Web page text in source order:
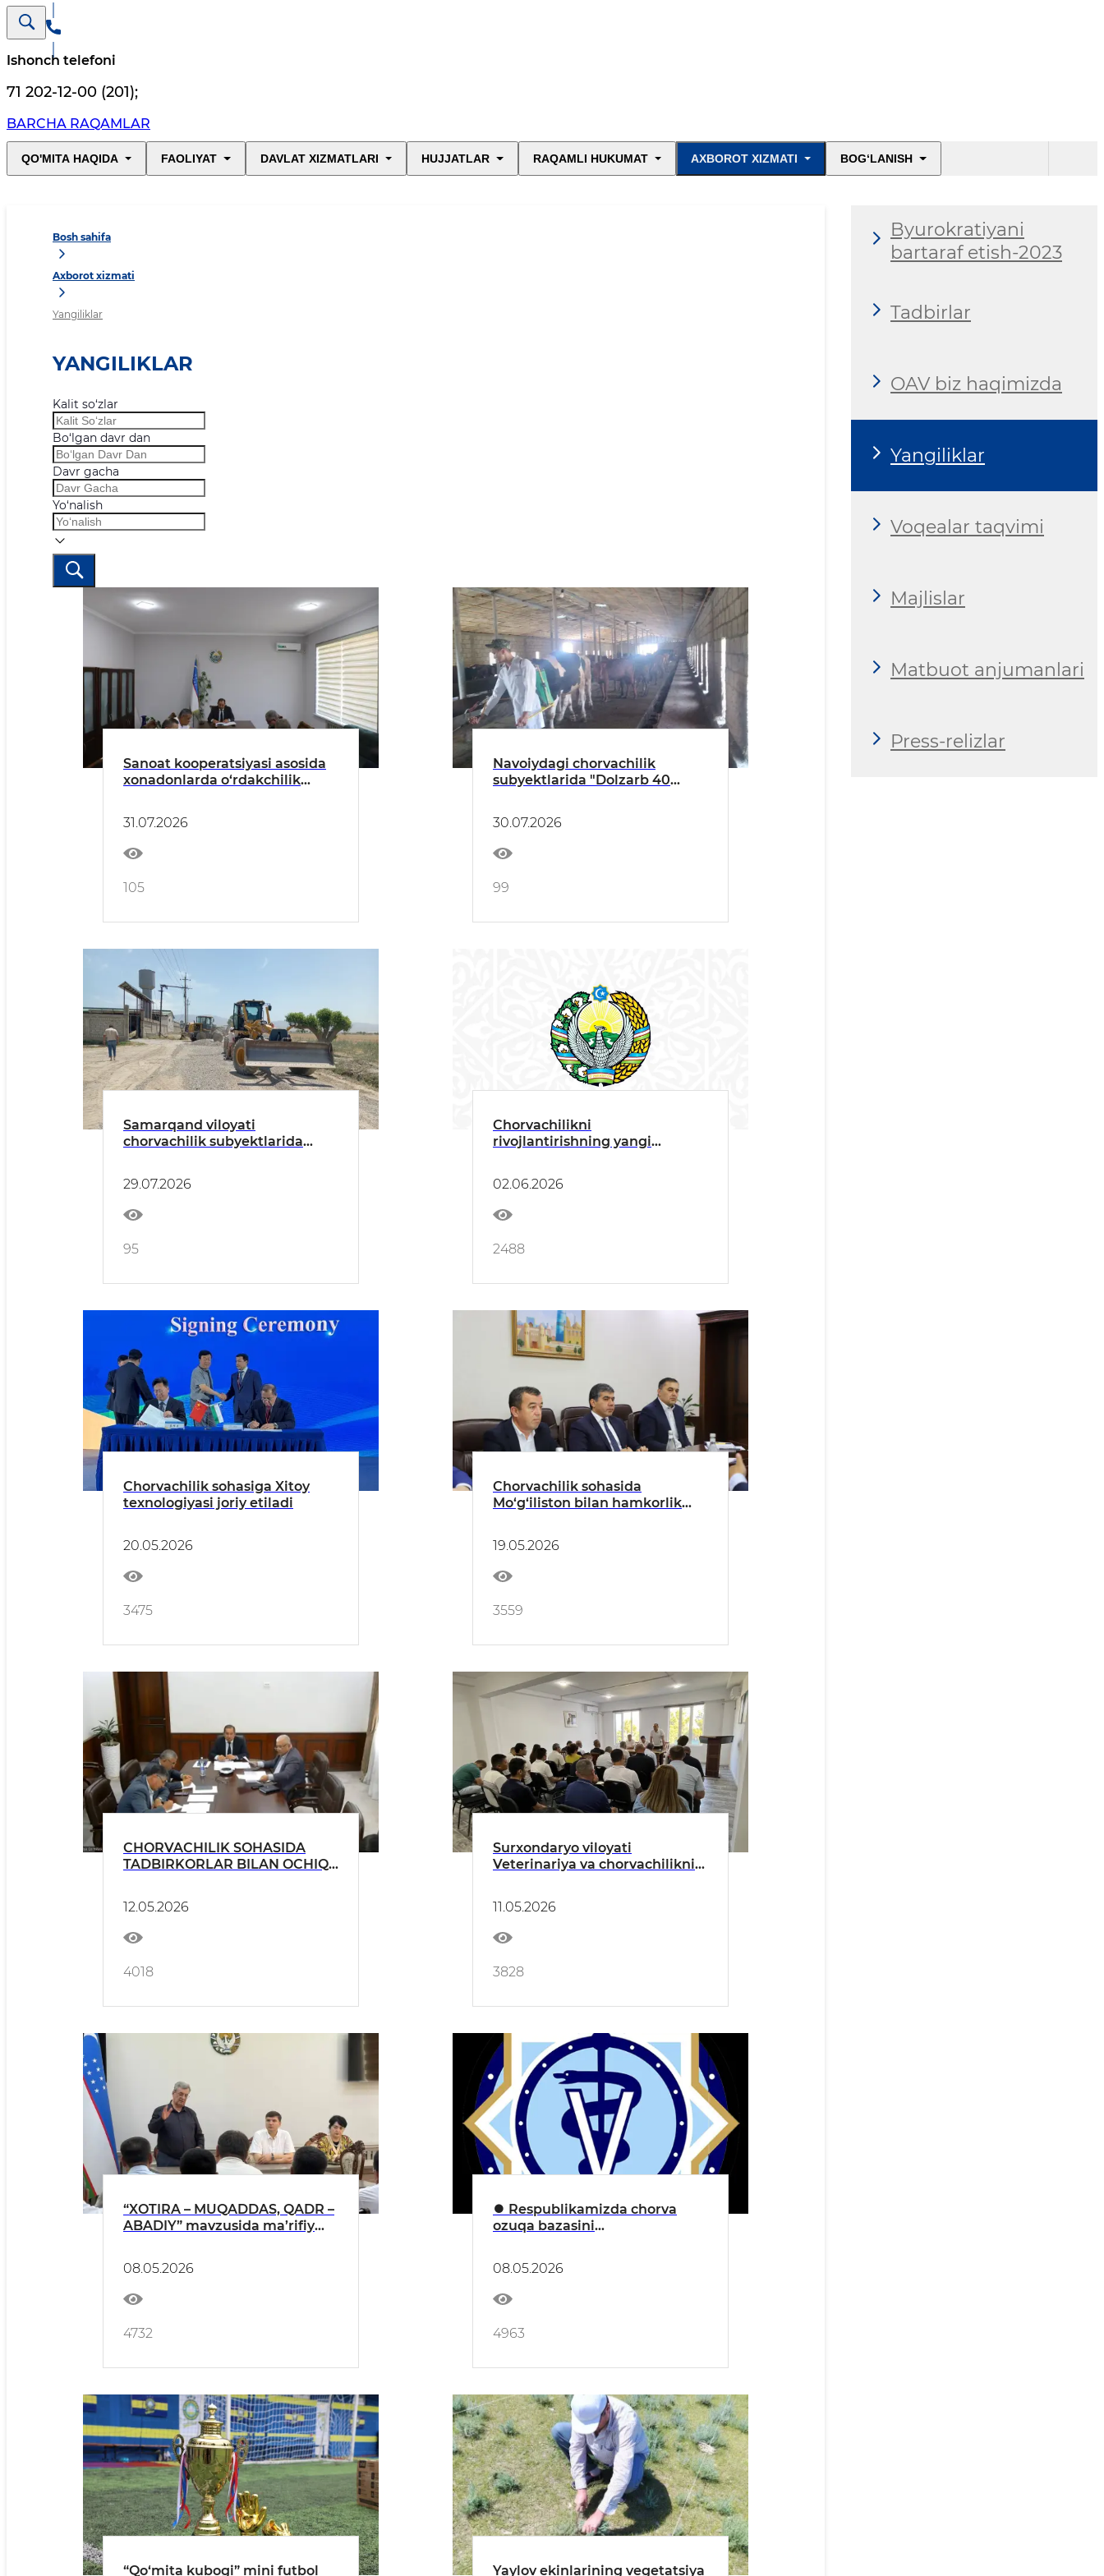
Ishonch telefoni
71 202-12-00 (201);
BARCHA RAQAMLAR
QO'MITA HAQIDA FAOLIYAT DAVLAT XIZMATLARI HUJJATLAR RAQAMLI HUKUMAT AXBOROT XIZMATI BOG‘LANISH
Bosh sahifa
Axborot xizmati
Yangiliklar
YANGILIKLAR
Kalit so‘zlar
Bo‘lgan davr dan
Davr gacha
Yo‘nalish
Sanoat kooperatsiyasi asosida
xonadonlarda o‘rdakchilik
31.07.2026
105
Navoiydagi chorvachilik
subyektlarida "Dolzarb 40
30.07.2026
99
Samarqand viloyati
chorvachilik subyektlarida
29.07.2026
95
Chorvachilikni
rivojlantirishning yangi
02.06.2026
2488
Chorvachilik sohasiga Xitoy
texnologiyasi joriy etiladi
20.05.2026
3475
Chorvachilik sohasida
Mo‘g‘iliston bilan hamkorlik
19.05.2026
3559
CHORVACHILIK SOHASIDA
TADBIRKORLAR BILAN OCHIQ
12.05.2026
4018
Surxondaryo viloyati
Veterinariya va chorvachilikni
hamda jismoniy va yuridik
shaxslarning murojaatlari bilan
ishlash masalalariga
bag‘ishlangan yig‘ilish
o‘tkazildi.
11.05.2026
3828
“XOTIRA – MUQADDAS, QADR –
ABADIY” mavzusida ma’rifiy
08.05.2026
4732
⏺ Respublikamizda chorva
ozuqa bazasini
08.05.2026
4963
“Qo‘mita kubogi” mini futbol Yaylov ekinlarining vegetatsiya
Byurokratiyani
bartaraf etish-2023
Tadbirlar
OAV biz haqimizda
Yangiliklar
Voqealar taqvimi
Majlislar
Matbuot anjumanlari
Press-relizlar